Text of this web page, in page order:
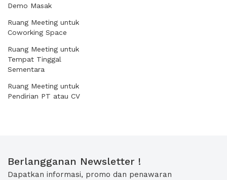
Demo Masak
Ruang Meeting untuk
Coworking Space
Ruang Meeting untuk
Tempat Tinggal
Sementara
Ruang Meeting untuk
Pendirian PT atau CV
Berlangganan Newsletter !
Dapatkan informasi, promo dan penawaran